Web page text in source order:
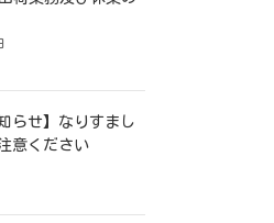
らせ】なりすまし
意ください